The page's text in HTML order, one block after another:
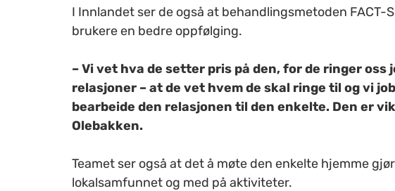
I Innlandet ser de også at behandlingsmetoden
brukere en bedre oppfølging.
– Vi vet hva de setter pris på den, for de ringer oss
relasjoner – at de vet hvem de skal ringe til og vi
bearbeide den relasjonen til den enkelte. Den er
Olebakken.
Teamet ser også at det å møte den enkelte hjemme
lokalsamfunnet og med på aktiviteter.